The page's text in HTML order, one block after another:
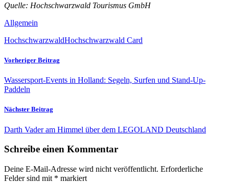
Quelle: Hochschwarzwald Tourismus GmbH
Allgemein
HochschwarzwaldHochschwarzwald Card
Vorheriger Beitrag
Wassersport-Events in Holland: Segeln, Surfen und Stand-Up-
Paddeln
Nächster Beitrag
Darth Vader am Himmel über dem LEGOLAND Deutschland
Schreibe einen Kommentar
Deine E-Mail-Adresse wird nicht veröffentlicht. Erforderliche
Felder sind mit * markiert